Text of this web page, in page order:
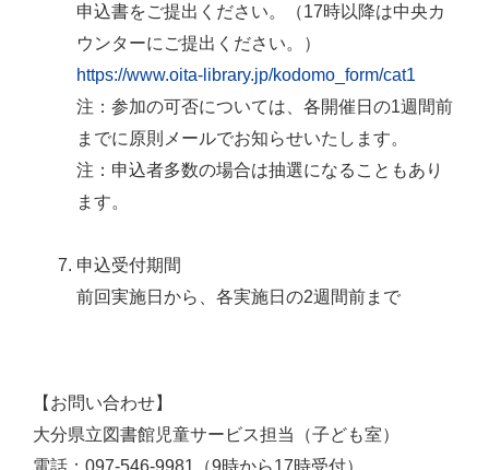
申込書をご提出ください。（17時以降は中央カ
ウンターにご提出ください。）
https://www.oita-library.jp/kodomo_form/cat1
注：参加の可否については、各開催日の1週間前
までに原則メールでお知らせいたします。
注：申込者多数の場合は抽選になることもあり
ます。
申込受付期間
前回実施日から、各実施日の2週間前まで
【お問い合わせ】
大分県立図書館児童サービス担当（子ども室）
電話：097-546-9981（9時から17時受付）